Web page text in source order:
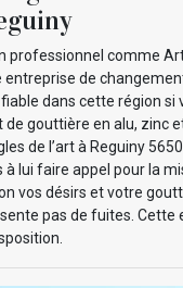
professionnel comme
entreprise de
dans cette région si
gouttière en alu, zinc
de l’art à Reguiny
à lui faire appel pour la
vos désirs et votre
pas de fuites. Cette